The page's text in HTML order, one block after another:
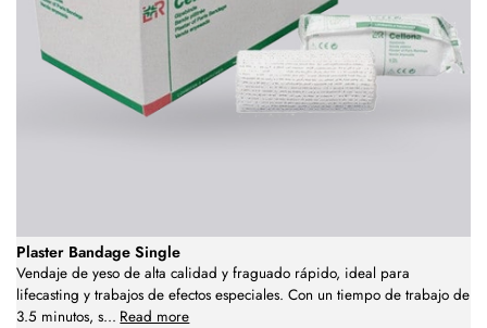
Plaster Bandage Single
Vendaje de yeso de alta calidad y fraguado rápido, ideal para
lifecasting y trabajos de efectos especiales. Con un tiempo de trabajo de
3.5 minutos, s... Read more